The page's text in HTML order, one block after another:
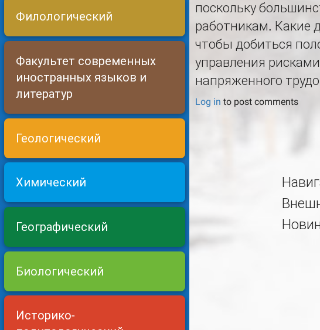
Филологический
Факультет современных
иностранных языков и
литератур
Геологический
Химический
Географический
Биологический
Историко-
поскольку
работникам. Какие
чтобы добиться
управления
напряженного
Log in to post comments